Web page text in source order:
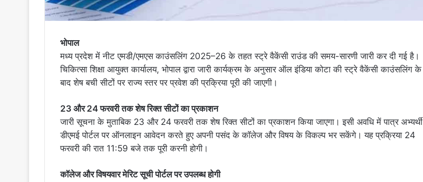
भोपाल
मध्य प्रदेश में नीट एमडी/एमएस काउंसलिंग 2025–26 के तहत स्ट्रे वैकेंसी राउंड की समय-सारणी जारी कर दी गई है।
चिकित्सा शिक्षा आयुक्त कार्यालय, भोपाल द्वारा जारी कार्यक्रम के अनुसार ऑल इंडिया कोटा की स्ट्रे वैकेंसी काउंसलिंग के
बाद शेष बची सीटों पर राज्य स्तर पर प्रवेश की प्रक्रिया पूरी की जाएगी।
23 और 24 फरवरी तक शेष रिक्त सीटों का प्रकाशन
जारी सूचना के मुताबिक 23 और 24 फरवरी तक शेष रिक्त सीटों का प्रकाशन किया जाएगा। इसी अवधि में पात्र अभ्यर्थी
डीएमई पोर्टल पर ऑनलाइन आवेदन करते हुए अपनी पसंद के कॉलेज और विषय के विकल्प भर सकेंगे। यह प्रक्रिया 24
फरवरी की रात 11:59 बजे तक पूरी करनी होगी।
कॉलेज और विषयवार मेरिट सूची पोर्टल पर उपलब्ध होगी